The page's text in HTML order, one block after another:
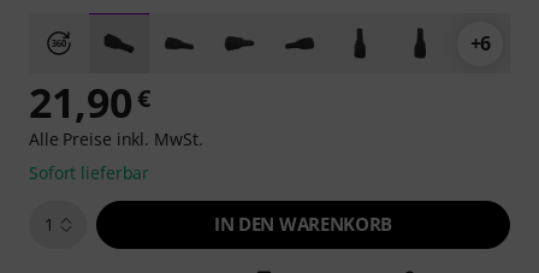
+6
21,90€
Alle Preise inkl. MwSt.
Sofort lieferbar
1 IN DEN WARENKORB